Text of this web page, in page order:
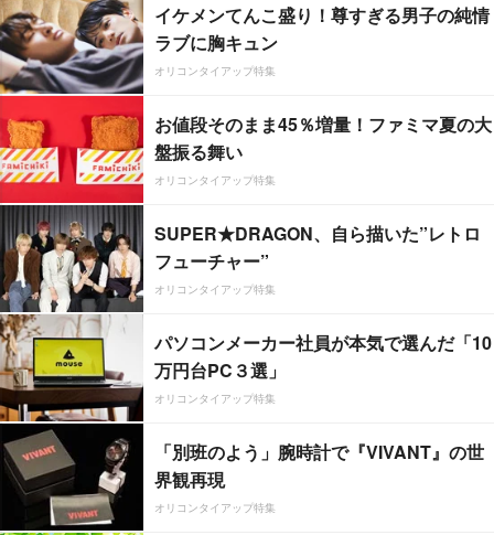
イケメンてんこ盛り！尊すぎる男子の純情
ラブに胸キュン
オリコンタイアップ特集
お値段そのまま45％増量！ファミマ夏の大
盤振る舞い
オリコンタイアップ特集
SUPER★DRAGON、自ら描いた”レトロ
フューチャー”
オリコンタイアップ特集
パソコンメーカー社員が本気で選んだ「10
万円台PC３選」
オリコンタイアップ特集
「別班のよう」腕時計で『VIVANT』の世
界観再現
オリコンタイアップ特集